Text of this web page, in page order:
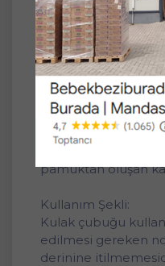
vazgeçilmezleri
Uni Baby Emniyetli
bebeğinizin
sağlayabilirsiniz.
Tek kullanımlıktır.
Renklendirici ve
kulak çubukları,
vermez.
Kulak çubuklarının
pamuktan oluşan
Kullanım Şekli:
Kulak çubuğu
edilmesi gereken
derinine